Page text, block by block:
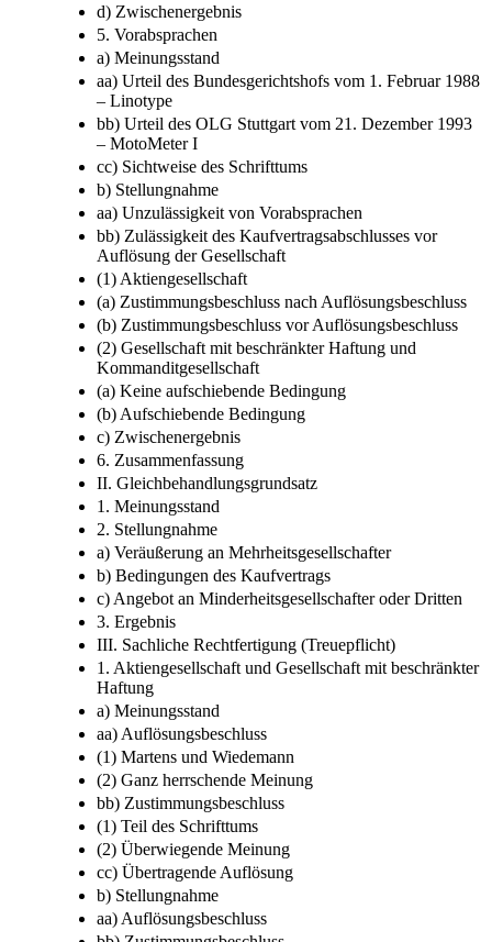
d) Zwischenergebnis
5. Vorabsprachen
a) Meinungsstand
aa) Urteil des Bundesgerichtshofs vom 1. Februar 1988
– Linotype
bb) Urteil des OLG Stuttgart vom 21. Dezember 1993
– MotoMeter I
cc) Sichtweise des Schrifttums
b) Stellungnahme
aa) Unzulässigkeit von Vorabsprachen
bb) Zulässigkeit des Kaufvertragsabschlusses vor
Auflösung der Gesellschaft
(1) Aktiengesellschaft
(a) Zustimmungsbeschluss nach Auflösungsbeschluss
(b) Zustimmungsbeschluss vor Auflösungsbeschluss
(2) Gesellschaft mit beschränkter Haftung und
Kommanditgesellschaft
(a) Keine aufschiebende Bedingung
(b) Aufschiebende Bedingung
c) Zwischenergebnis
6. Zusammenfassung
II. Gleichbehandlungsgrundsatz
1. Meinungsstand
2. Stellungnahme
a) Veräußerung an Mehrheitsgesellschafter
b) Bedingungen des Kaufvertrags
c) Angebot an Minderheitsgesellschafter oder Dritten
3. Ergebnis
III. Sachliche Rechtfertigung (Treuepflicht)
1. Aktiengesellschaft und Gesellschaft mit beschränkter
Haftung
a) Meinungsstand
aa) Auflösungsbeschluss
(1) Martens und Wiedemann
(2) Ganz herrschende Meinung
bb) Zustimmungsbeschluss
(1) Teil des Schrifttums
(2) Überwiegende Meinung
cc) Übertragende Auflösung
b) Stellungnahme
aa) Auflösungsbeschluss